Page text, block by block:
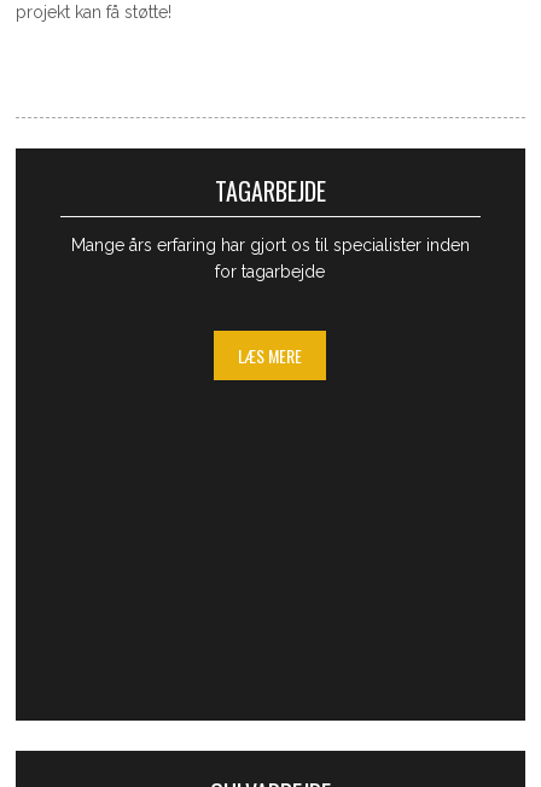
projekt kan få støtte!
TAGARBEJDE
Mange års erfaring har gjort os til specialister inden
for tagarbejde
LÆS MERE